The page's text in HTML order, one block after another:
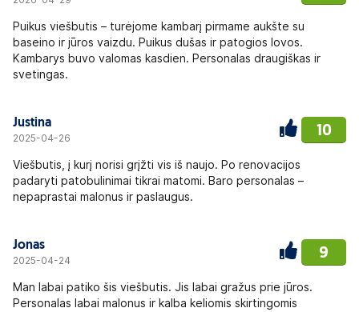
Puikus viešbutis – turėjome kambarį pirmame aukšte su
baseino ir jūros vaizdu. Puikus dušas ir patogios lovos.
Kambarys buvo valomas kasdien. Personalas draugiškas ir
svetingas.
Justina
2025-04-26 10
Viešbutis, į kurį norisi grįžti vis iš naujo. Po renovacijos
padaryti patobulinimai tikrai matomi. Baro personalas –
nepaprastai malonus ir paslaugus.
Jonas
2025-04-24 9
Man labai patiko šis viešbutis. Jis labai gražus prie jūros.
Personalas labai malonus ir kalba keliomis skirtingomis